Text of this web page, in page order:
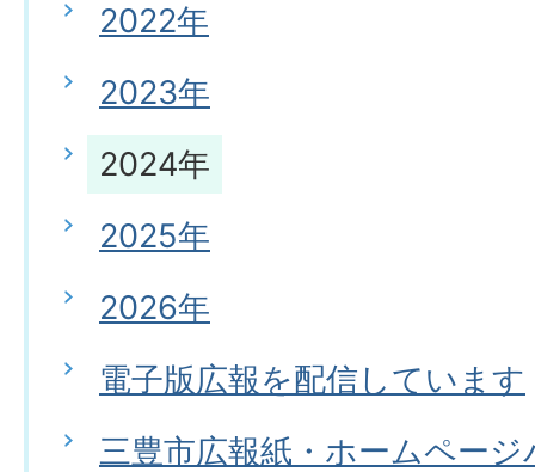
2022年
2023年
2024年
2025年
2026年
電子版広報を配信しています
三豊市広報紙・ホームペー